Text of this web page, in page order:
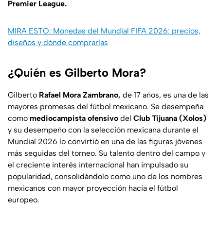
Premier League.
MIRA ESTO: Monedas del Mundial FIFA 2026: precios,
diseños y dónde comprarlas
¿Quién es Gilberto Mora?
Gilberto Rafael Mora Zambrano, de 17 años, es una de las
mayores promesas del fútbol mexicano. Se desempeña
como mediocampista ofensivo del Club Tijuana (Xolos)
y su desempeño con la selección mexicana durante el
Mundial 2026 lo convirtió en una de las figuras jóvenes
más seguidas del torneo. Su talento dentro del campo y
el creciente interés internacional han impulsado su
popularidad, consolidándolo como uno de los nombres
mexicanos con mayor proyección hacia el fútbol
europeo.